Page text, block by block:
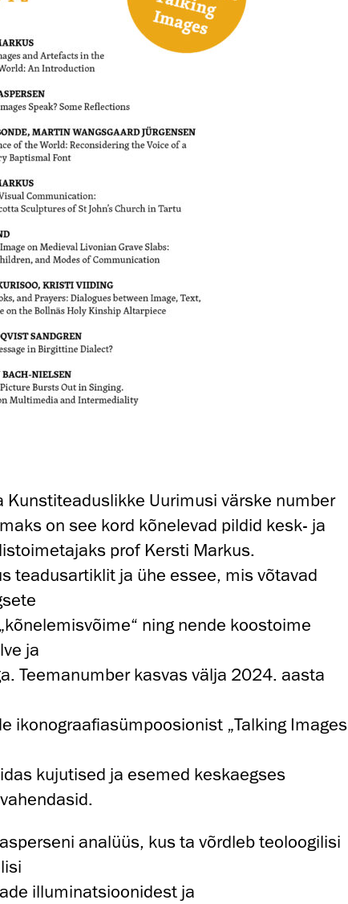
Kunstiteaduslikke Uurimusi värske number
on see kord kõnelevad pildid kesk- ja
prof Kersti Markus.
teadusartiklit ja ühe essee, mis võtavad
ning nende koostoime
ja
Teemanumber kasvas välja 2024. aasta
ikonograafiasümpoosionist „Talking Images
kujutised ja esemed keskaegses
analüüs, kus ta võrdleb teoloogilisi
illuminatsioonidest ja